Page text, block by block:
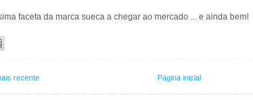
faceta da marca sueca a chegar ao mercado ... e ainda bem!
recente Página inicial